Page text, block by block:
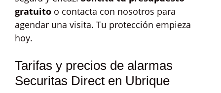
gratuito o contacta con nosotros para
agendar una visita. Tu protección empieza
hoy.
Tarifas y precios de alarmas
Securitas Direct en Ubrique